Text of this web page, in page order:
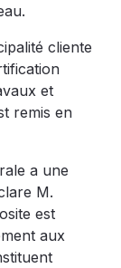
cliente
et
remis en
a une
M.
est
aux